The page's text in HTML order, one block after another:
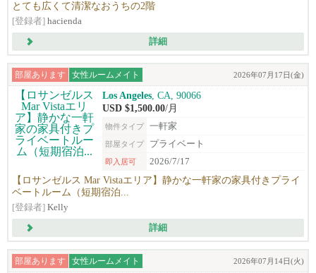
とても広くて清潔なおうちの2階
[登録者] hacienda
詳細
部屋あります 女性ルームメイト 2026年07月17日(金)
Los Angeles , CA, 90066
USD $1,500.00/月
物件タイプ 一軒家
部屋タイプ プライベート
即入居可 2026/7/17
【ロサンゼルス Mar Vistaエリア】静かな一軒家の家具付きプライ
ベートルーム（短期宿泊...
[登録者] Kelly
詳細
部屋あります 女性ルームメイト 2026年07月14日(火)